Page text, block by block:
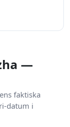
—
faktiska
datum i